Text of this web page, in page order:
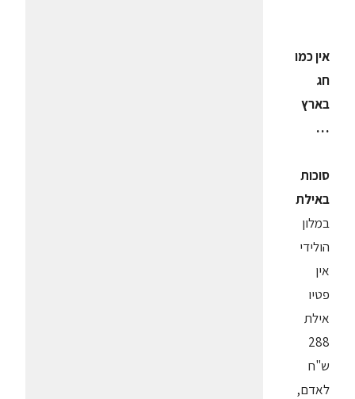
אין כמו
חג
בארץ
…
סוכות
באילת
במלון
הולידי
אין
פטיו
אילת
288
ש"ח
לאדם,